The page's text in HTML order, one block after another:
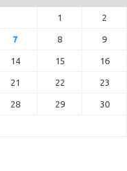
1 2
7 8 9
14 15 16
21 22 23
28 29 30